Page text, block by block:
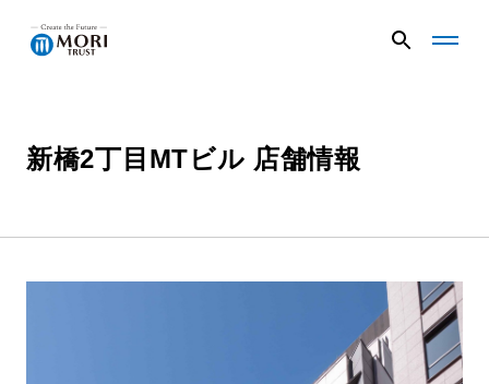
G
v
ニ
ュ
ー
を
開
G
v
ニ
ュ
ー
を
閉
企業情報
ニュース
新橋2丁目MTビル 店舗情報